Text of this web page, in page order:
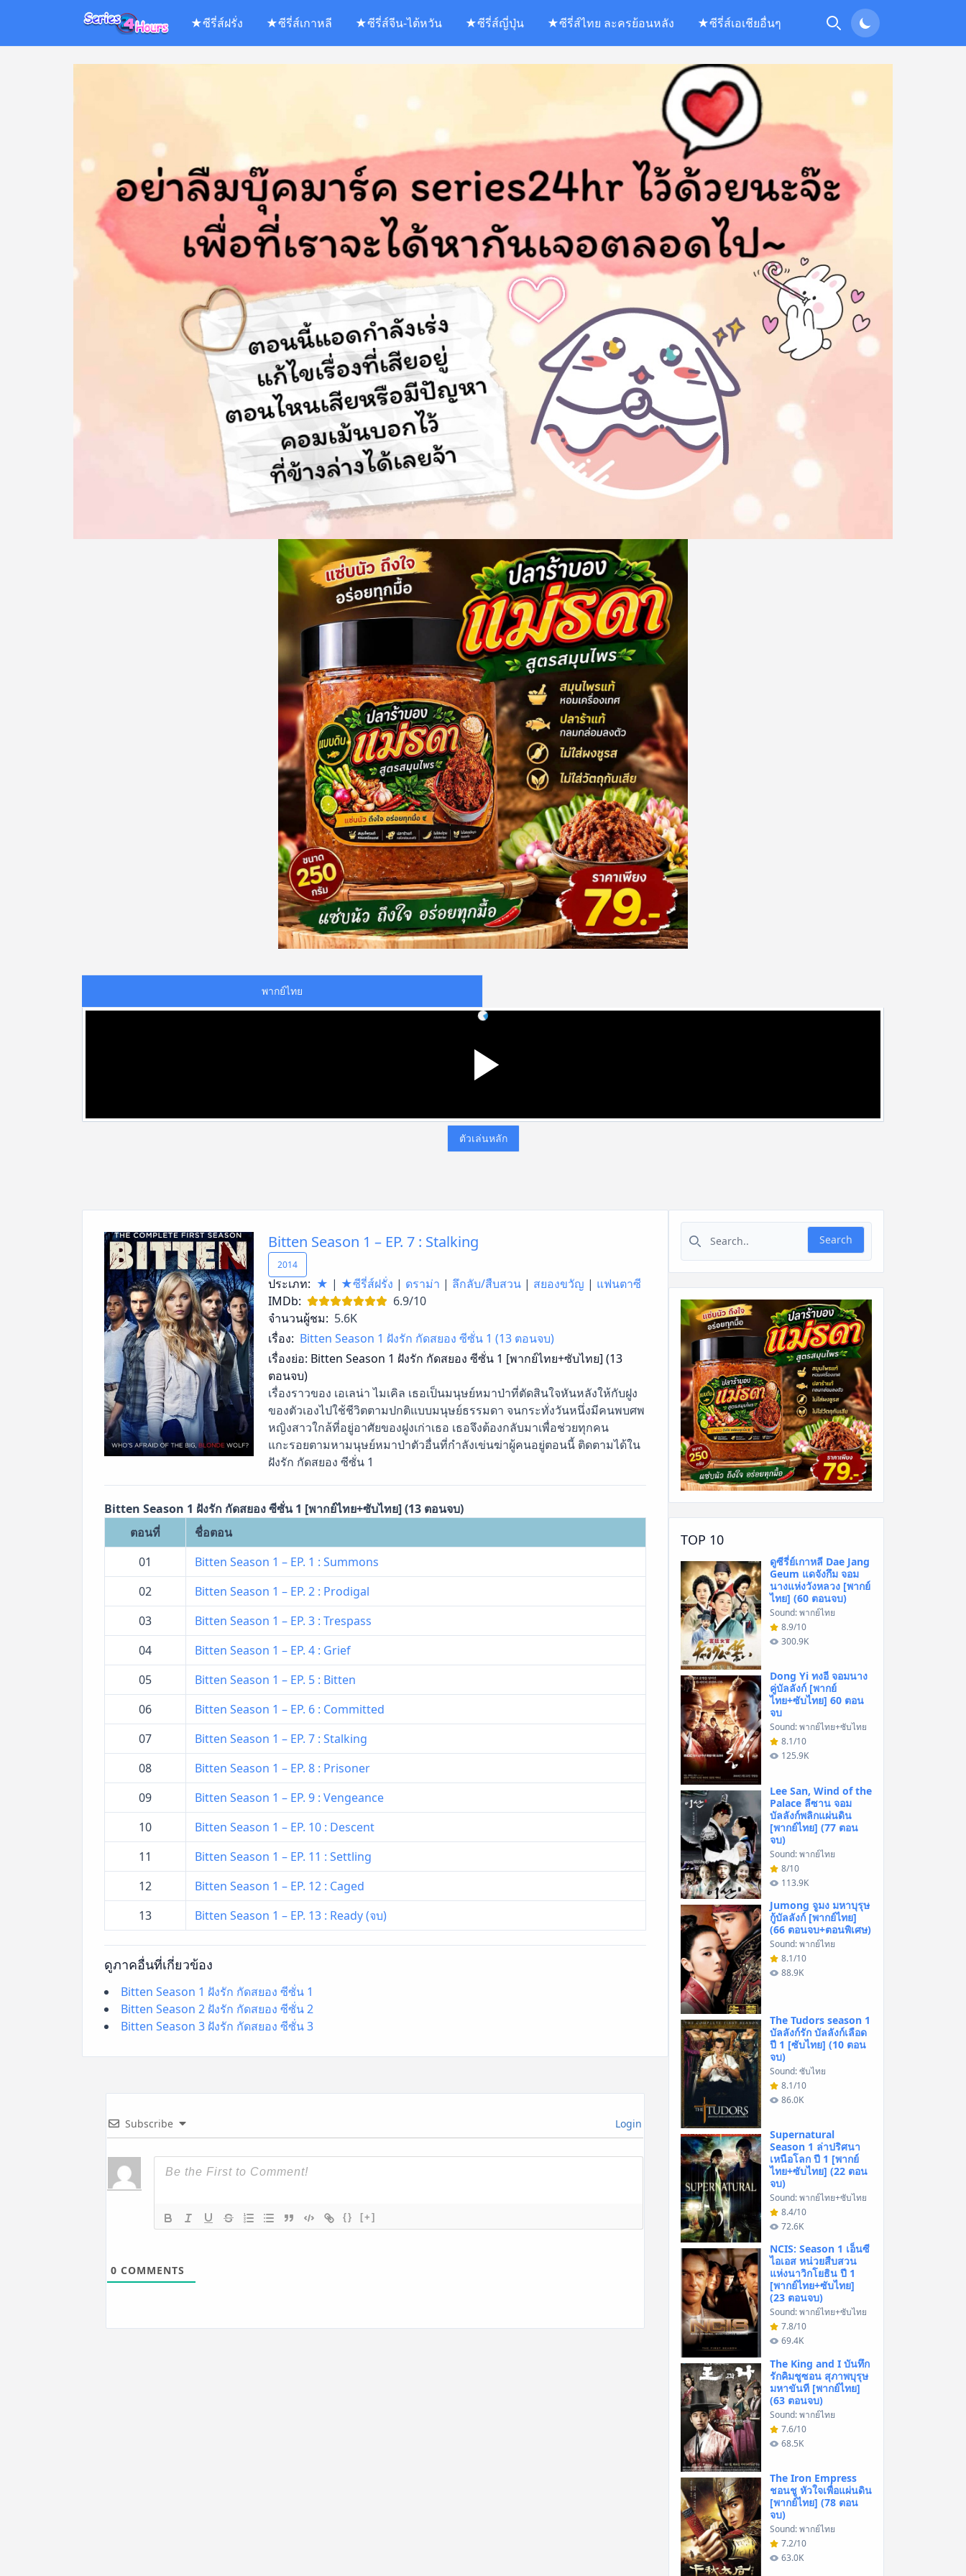
content
Search
★ซีรี่ส์ฝรั่ง ★ซีรี่ส์เกาหลี ★ซีรี่ส์จีน-ไต้หวัน ★ซีรี่ส์ญี่ปุ่น ★ซีรี่ส์ไทย ละครย้อนหลัง ★ซีรี่ส์เอเชียอื่นๆ
พากย์ไทย
ตัวเล่นหลัก
Bitten Season 1 – EP. 7 : Stalking
2014
ประเภท: ★ | ★ซีรี่ส์ฝรั่ง | ดราม่า | ลึกลับ/สืบสวน | สยองขวัญ | แฟนตาซี
IMDb:
6.9/10
จำนวนผู้ชม: 5.6K
เรื่อง: Bitten Season 1 ฝังรัก กัดสยอง ซีซั่น 1 (13 ตอนจบ)
เรื่องย่อ: Bitten Season 1 ฝังรัก กัดสยอง ซีซั่น 1 [พากย์ไทย+ซับไทย] (13
ตอนจบ)
เรื่องราวของ เอเลน่า ไมเคิล เธอเป็นมนุษย์หมาป่าที่ตัดสินใจหันหลังให้กับฝูง
ของตัวเองไปใช้ชีวิตตามปกติแบบมนุษย์ธรรมดา จนกระทั่งวันหนึ่งมีคนพบศพ
หญิงสาวใกล้ที่อยู่อาศัยของฝูงเก่าเธอ เธอจึงต้องกลับมาเพื่อช่วยทุกคน
แกะรอยตามหามนุษย์หมาป่าตัวอื่นที่กำลังเข่นฆ่าผู้คนอยู่ตอนนี้ ติดตามได้ใน
ฝังรัก กัดสยอง ซีซั่น 1
Bitten Season 1 ฝังรัก กัดสยอง ซีซั่น 1 [พากย์ไทย+ซับไทย] (13 ตอนจบ)
ตอนที่
ชื่อตอน
01
Bitten Season 1 – EP. 1 : Summons
02
Bitten Season 1 – EP. 2 : Prodigal
03
Bitten Season 1 – EP. 3 : Trespass
04
Bitten Season 1 – EP. 4 : Grief
05
Bitten Season 1 – EP. 5 : Bitten
06
Bitten Season 1 – EP. 6 : Committed
07
Bitten Season 1 – EP. 7 : Stalking
08
Bitten Season 1 – EP. 8 : Prisoner
09
Bitten Season 1 – EP. 9 : Vengeance
10
Bitten Season 1 – EP. 10 : Descent
11
Bitten Season 1 – EP. 11 : Settling
12
Bitten Season 1 – EP. 12 : Caged
13
Bitten Season 1 – EP. 13 : Ready (จบ)
ดูภาคอื่นที่เกี่ยวข้อง
Bitten Season 1 ฝังรัก กัดสยอง ซีซั่น 1
Bitten Season 2 ฝังรัก กัดสยอง ซีซั่น 2
Bitten Season 3 ฝังรัก กัดสยอง ซีซั่น 3
Subscribe Login
{} [+]
0 COMMENTS
Search for:
Search
TOP 10
ดูซีรี่ย์เกาหลี Dae Jang
Geum แดจังกึม จอม
นางแห่งวังหลวง [พากย์
ไทย] (60 ตอนจบ)
Sound: พากย์ไทย
8.9/10
300.9K
Dong Yi ทงอี จอมนาง
คู่บัลลังก์ [พากย์
ไทย+ซับไทย] 60 ตอน
จบ
Sound: พากย์ไทย+ซับไทย
8.1/10
125.9K
Lee San, Wind of the
Palace ลีซาน จอม
บัลลังก์พลิกแผ่นดิน
[พากย์ไทย] (77 ตอน
จบ)
Sound: พากย์ไทย
8/10
113.9K
Jumong จูมง มหาบุรุษ
กู้บัลลังก์ [พากย์ไทย]
(66 ตอนจบ+ตอนพิเศษ)
Sound: พากย์ไทย
8.1/10
88.9K
The Tudors season 1
บัลลังก์รัก บัลลังก์เลือด
ปี 1 [ซับไทย] (10 ตอน
จบ)
Sound: ซับไทย
8.1/10
86.0K
Supernatural
Season 1 ล่าปริศนา
เหนือโลก ปี 1 [พากย์
ไทย+ซับไทย] (22 ตอน
จบ)
Sound: พากย์ไทย+ซับไทย
8.4/10
72.6K
NCIS: Season 1 เอ็นซี
ไอเอส หน่วยสืบสวน
แห่งนาวิกโยธิน ปี 1
[พากย์ไทย+ซับไทย]
(23 ตอนจบ)
Sound: พากย์ไทย+ซับไทย
7.8/10
69.4K
The King and I บันทึก
รักคิมชูซอน สุภาพบุรุษ
มหาขันที [พากย์ไทย]
(63 ตอนจบ)
Sound: พากย์ไทย
7.6/10
68.5K
The Iron Empress
ชอนชู หัวใจเพื่อแผ่นดิน
[พากย์ไทย] (78 ตอน
จบ)
Sound: พากย์ไทย
7.2/10
63.0K